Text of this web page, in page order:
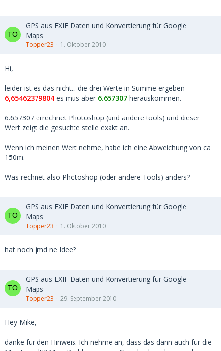
GPS aus EXIF Daten und Konvertierung für Google
Maps
Topper23 1. Oktober 2010
Hi,
leider ist es das nicht... die drei Werte in Summe ergeben
6,65462379804 es mus aber 6.657307 herauskommen.
6.657307 errechnet Photoshop (und andere tools) und dieser
Wert zeigt die gesuchte stelle exakt an.
Wenn ich meinen Wert nehme, habe ich eine Abweichung von ca
150m.
Was rechnet also Photoshop (oder andere Tools) anders?
GPS aus EXIF Daten und Konvertierung für Google
Maps
Topper23 1. Oktober 2010
hat noch jmd ne Idee?
GPS aus EXIF Daten und Konvertierung für Google
Maps
Topper23 29. September 2010
Hey Mike,
danke für den Hinweis. Ich nehme an, dass das dann auch für die